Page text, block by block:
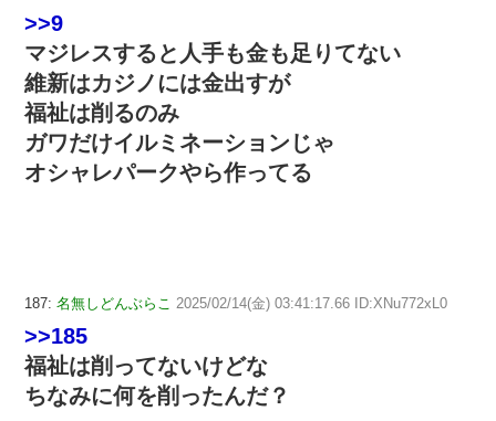
>>9
マジレスすると人手も金も足りてない
維新はカジノには金出すが
福祉は削るのみ
ガワだけイルミネーションじゃ
オシャレパークやら作ってる
187: 名無しどんぶらこ 2025/02/14(金) 03:41:17.66 ID:XNu772xL0
>>185
福祉は削ってないけどな
ちなみに何を削ったんだ？